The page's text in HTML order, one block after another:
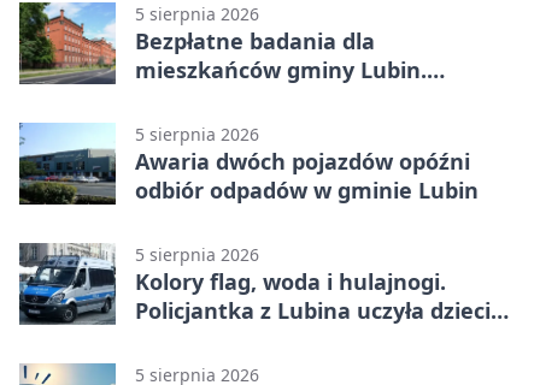
5 sierpnia 2026
Bezpłatne badania dla
mieszkańców gminy Lubin.
5 sierpnia 2026
Awaria dwóch pojazdów opóźni
odbiór odpadów w gminie Lubin
5 sierpnia 2026
Kolory flag, woda i hulajnogi.
Policjantka z Lubina uczyła dzieci
5 sierpnia 2026